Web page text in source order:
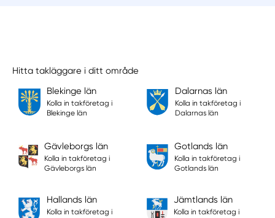
Hitta takläggare i ditt område
Blekinge län
Kolla in takföretag i
Blekinge län
Dalarnas län
Kolla in takföretag i
Dalarnas län
Gävleborgs län
Kolla in takföretag i
Gävleborgs län
Gotlands län
Kolla in takföretag i
Gotlands län
Hallands län
Kolla in takföretag i
Jämtlands län
Kolla in takföretag i